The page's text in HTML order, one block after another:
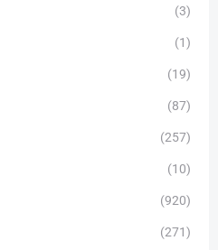
(3)
(1)
(19)
(87)
(257)
(10)
(920)
(271)